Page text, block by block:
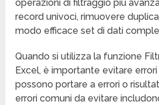
operazioni di filtraggio più
record univoci, rimuovere
modo efficace set di dati
Quando si utilizza la funzione
Excel, è importante evitare
possono portare a errori o
errori comuni da evitare